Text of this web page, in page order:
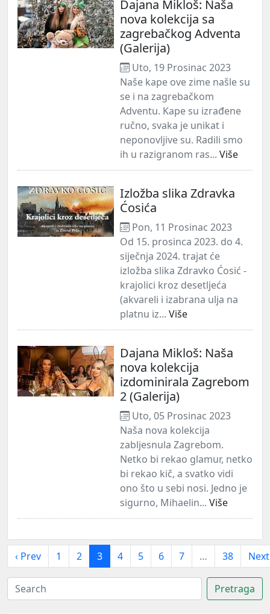
Dajana Mikloš: Naša
nova kolekcija sa
zagrebačkog Adventa
(Galerija)
Uto, 19 Prosinac 2023
Naše kape ove zime našle su
se i na zagrebačkom
Adventu. Kape su izrađene
ručno, svaka je unikat i
neponovljive su. Radili smo
ih u razigranom ras... Više
Izložba slika Zdravka
Ćosića
Pon, 11 Prosinac 2023
Od 15. prosinca 2023. do 4.
siječnja 2024. trajat će
izložba slika Zdravko Ćosić -
krajolici kroz desetljeća
(akvareli i izabrana ulja na
platnu iz... Više
Dajana Mikloš: Naša
nova kolekcija
izdominirala Zagrebom
2 (Galerija)
Uto, 05 Prosinac 2023
Naša nova kolekcija
zabljesnula Zagrebom.
Netko bi rekao glamur, netko
bi rekao kič, a svatko vidi
ono što u sebi nosi. Jedno je
sigurno, Mihaelin... Više
‹ Prev 1 2 3 4 5 6 7 … 38 Next